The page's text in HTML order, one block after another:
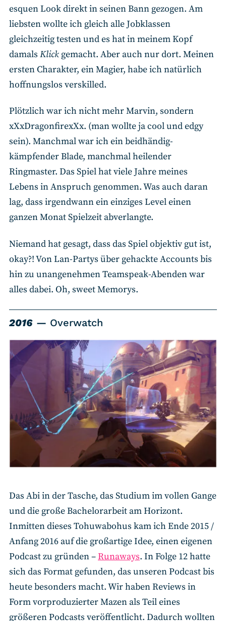
esquen Look direkt in seinen Bann gezogen. Am
liebsten wollte ich gleich alle Jobklassen
gleichzeitig testen und es hat in meinem Kopf
damals Klick gemacht. Aber auch nur dort. Meinen
ersten Charakter, ein Magier, habe ich natürlich
hoffnungslos verskilled.
Plötzlich war ich nicht mehr Marvin, sondern
xXxDragonfirexXx. (man wollte ja cool und edgy
sein). Manchmal war ich ein beidhändig-
kämpfender Blade, manchmal heilender
Ringmaster. Das Spiel hat viele Jahre meines
Lebens in Anspruch genommen. Was auch daran
lag, dass irgendwann ein einziges Level einen
ganzen Monat Spielzeit abverlangte.
Niemand hat gesagt, dass das Spiel objektiv gut ist,
okay?! Von Lan-Partys über gehackte Accounts bis
hin zu unangenehmen Teamspeak-Abenden war
alles dabei. Oh, sweet Memorys.
2016 Overwatch
Das Abi in der Tasche, das Studium im vollen Gange
und die große Bachelorarbeit am Horizont.
Inmitten dieses Tohuwabohus kam ich Ende 2015 /
Anfang 2016 auf die großartige Idee, einen eigenen
Podcast zu gründen –Runaways. In Folge 12 hatte
sich das Format gefunden, das unseren Podcast bis
heute besonders macht. Wir haben Reviews in
Form vorproduzierter Mazen als Teil eines
größeren Podcasts veröffentlicht. Dadurch wollten